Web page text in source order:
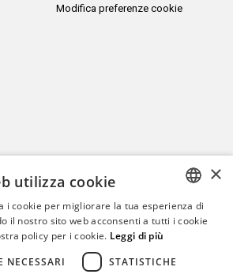
Modifica preferenze cookie
Con il sostegno di
ITALIAN
×
utilizza cookie
i cookie per migliorare la tua esperienza di
il nostro sito web acconsenti a tutti i cookie
policy per i cookie. Leggi di più
NECESSARI
STATISTICHE